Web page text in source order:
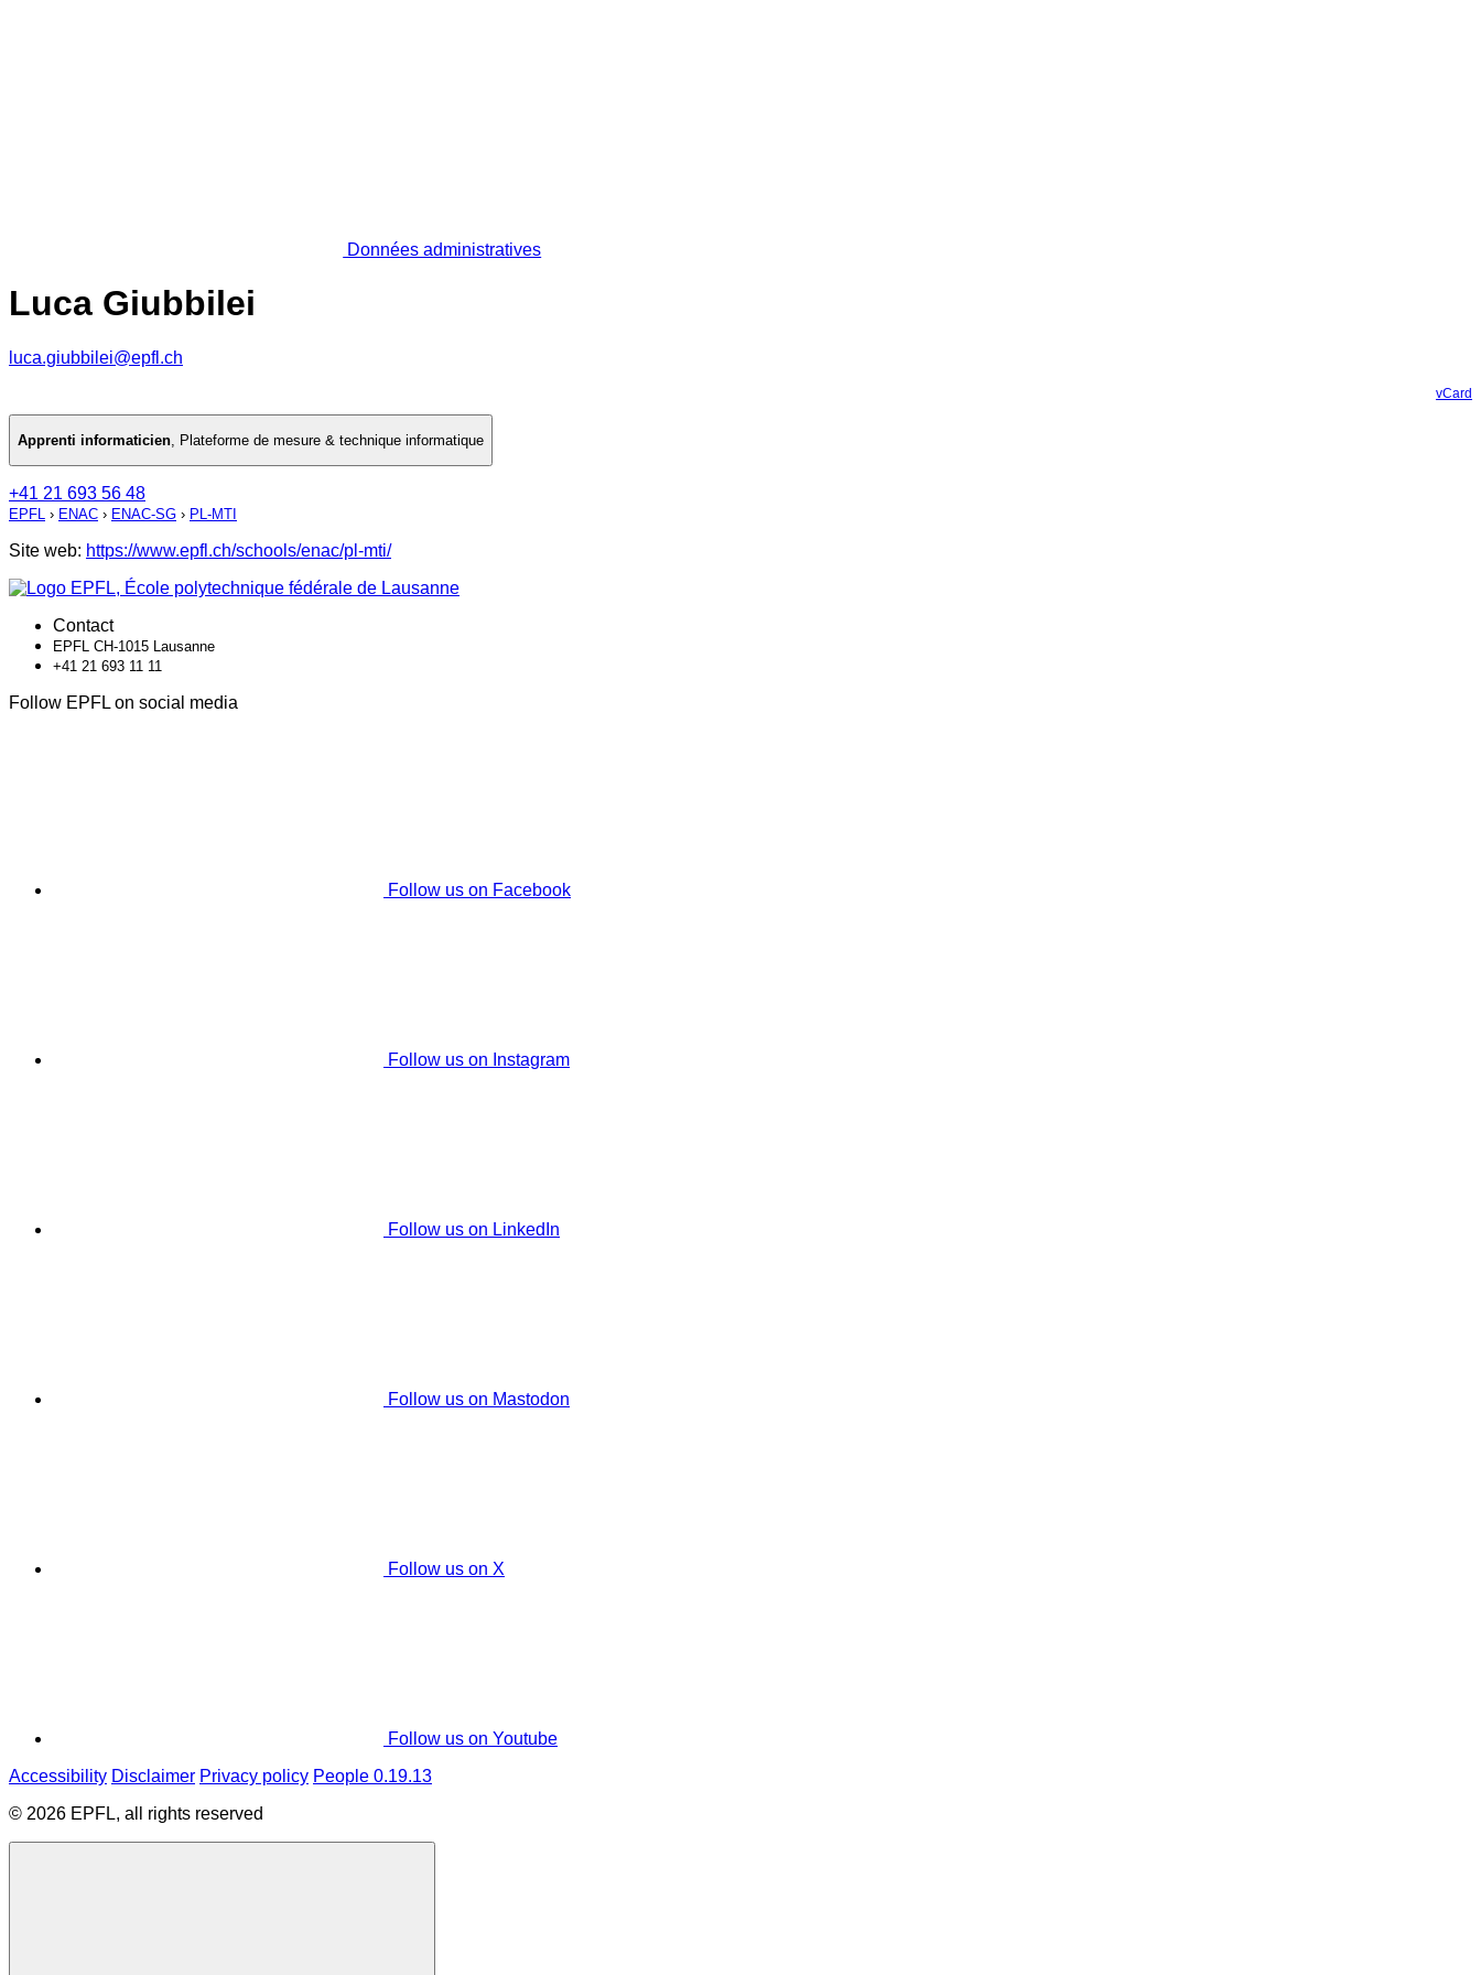
Données administratives
Luca Giubbilei
luca.giubbilei@epfl.ch
vCard
Apprenti informaticien, Plateforme de mesure & technique informatique
+41 21 693 56 48
EPFL › ENAC › ENAC-SG › PL-MTI
Site web: https://www.epfl.ch/schools/enac/pl-mti/
Contact
EPFL CH-1015 Lausanne
+41 21 693 11 11
Follow EPFL on social media
Follow us on Facebook
Follow us on Instagram
Follow us on LinkedIn
Follow us on Mastodon
Follow us on X
Follow us on Youtube
Accessibility Disclaimer Privacy policy People 0.19.13
© 2026 EPFL, all rights reserved